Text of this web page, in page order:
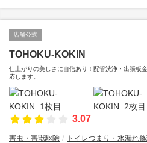
店舗公式
TOHOKU-KOKIN
仕上がりの美しさに自信あり！配管洗浄・出張板
応します。
3.07
害虫・害獣駆除
トイレつまり・水漏れ